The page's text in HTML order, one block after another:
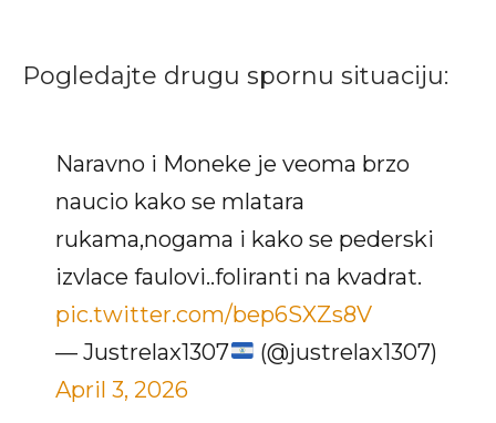
Pogledajte drugu spornu situaciju:
Naravno i Moneke je veoma brzo
naucio kako se mlatara
rukama,nogama i kako se pederski
izvlace faulovi..foliranti na kvadrat.
pic.twitter.com/bep6SXZs8V
— Justrelax1307
(@justrelax1307)
April 3, 2026